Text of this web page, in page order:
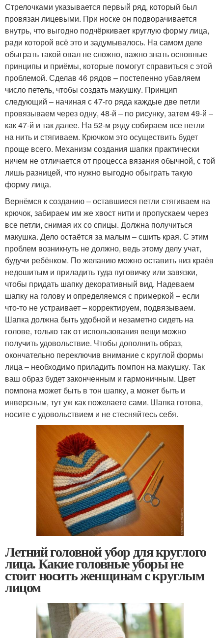
Стрелочками указывается первый ряд, который был
провязан лицевыми. При носке он подворачивается
внутрь, что выгодно подчёркивает круглую форму лица,
ради которой всё это и задумывалось. На самом деле
обыграть такой овал не сложно, важно знать основные
принципы и приёмы, которые помогут справиться с этой
проблемой. Сделав 46 рядов – постепенно убавляем
число петель, чтобы создать макушку. Принцип
следующий – начиная с 47-го ряда каждые две петли
провязываем через одну, 48-й – по рисунку, затем 49-й –
как 47-й и так далее. На 52-м ряду собираем все петли
на нить и стягиваем. Крючком это осуществить будет
проще всего. Механизм создания шапки практически
ничем не отличается от процесса вязания обычной, с той
лишь разницей, что нужно выгодно обыграть такую
форму лица.
Вернёмся к созданию – оставшиеся петли стягиваем на
крючок, забираем им же хвост нити и пропускаем через
все петли, снимая их со спицы. Должна получиться
макушка. Дело остаётся за малым – сшить края. С этим
проблем возникнуть не должно, ведь этому делу учат,
будучи ребёнком. По желанию можно оставить низ краёв
недошитым и приладить туда пуговичку или завязки,
чтобы придать шапку декоративный вид. Надеваем
шапку на голову и определяемся с примеркой – если
что-то не устраивает – корректируем, подвязываем.
Шапка должна быть удобной и незаметно сидеть на
голове, только так от использования вещи можно
получить удовольствие. Чтобы дополнить образ,
окончательно переключив внимание с круглой формы
лица – необходимо приладить помпон на макушку. Так
ваш образ будет законченным и гармоничным. Цвет
помпона может быть в тон шапку, а может быть и
инверсным, тут уж как пожелаете сами. Шапка готова,
носите с удовольствием и не стесняйтесь себя.
Летний головной убор для круглого
лица. Какие головные уборы не
стоит носить женщинам с круглым
лицом